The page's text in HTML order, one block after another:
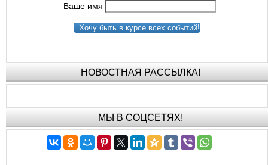
Ваше имя
Хочу быть в курсе всех событий!
НОВОСТНАЯ РАССЫЛКА!
МЫ В СОЦСЕТЯХ!